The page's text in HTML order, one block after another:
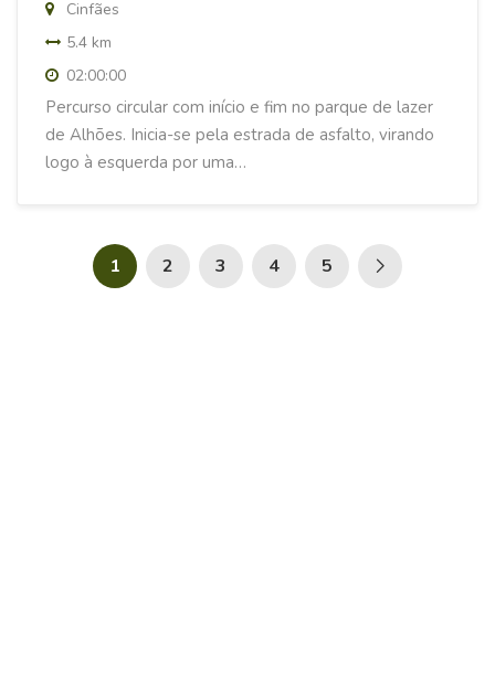
Cinfães
5.4 km
02:00:00
Percurso circular com início e fim no parque de lazer
de Alhões. Inicia-se pela estrada de asfalto, virando
logo à esquerda por uma…
1 2 3 4 5